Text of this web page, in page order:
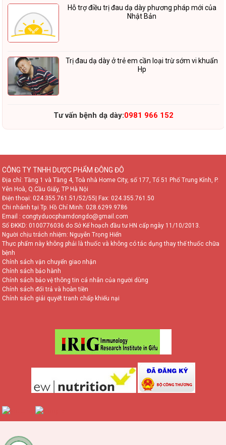
Hỗ trợ điều trị đau dạ dày phương pháp mới của
Nhật Bản
Trị đau dạ dày ở trẻ em cần loại trừ sớm vi khuẩn
Hp
Tư vấn bệnh dạ dày:0981 966 152
CÔNG TY TNHH DƯỢC PHẨM ĐÔNG ĐÔ
Địa chỉ: Tầng 1 và Tầng 4, Toà nhà Home City, số 177, Tổ 51 Phố Trung Kính, P.
Yên Hoà, Q.Cầu Giấy, TP Hà Nội
Điện thoại: 024.355.761.51/52/55
| Fax: 024.355.761.50
Chi nhánh tại Tp. Hồ Chí Minh: 028.6299.9786
Email : congtyduocphamdongdo@gmail.com
Số ĐKKD: 0100776036 do Sở Kế hoạch đầu tư HN cấp ngày 11/10/2013.
Người chịu trách nhiệm: Nguyễn Trọng Hiển
Thực phẩm này không phải là thuốc và không có tác dụng thay thế thuốc chữa
bệnh
Chính sách vận chuyển giao nhận
Chính sách bảo hành
Chính sách bảo vệ thông tin cá nhân của người dùng
Chính sách đổi trả và hoàn tiền
Chính sách giải quyết tranh chấp khiếu nại